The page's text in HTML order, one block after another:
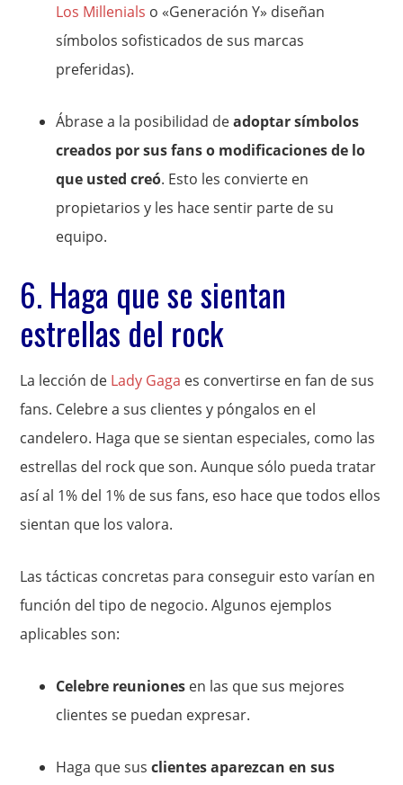
Los Millenials o «Generación Y» diseñan
símbolos sofisticados de sus marcas
preferidas).
Ábrase a la posibilidad deadoptar símbolos
creados por sus fans o modificaciones de lo
que usted creó. Esto les convierte en
propietarios y les hace sentir parte de su
equipo.
6. Haga que se sientan
estrellas del rock
La lección de Lady Gaga es convertirse en fan de sus
fans. Celebre a sus clientes y póngalos en el
candelero. Haga que se sientan especiales, como las
estrellas del rock que son. Aunque sólo pueda tratar
así al 1% del 1% de sus fans, eso hace que todos ellos
sientan que los valora.
Las tácticas concretas para conseguir esto varían en
función del tipo de negocio. Algunos ejemplos
aplicables son:
Celebre reuniones en las que sus mejores
clientes se puedan expresar.
Haga que sus clientes aparezcan en sus